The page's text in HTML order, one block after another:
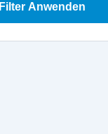
Filter Anwenden